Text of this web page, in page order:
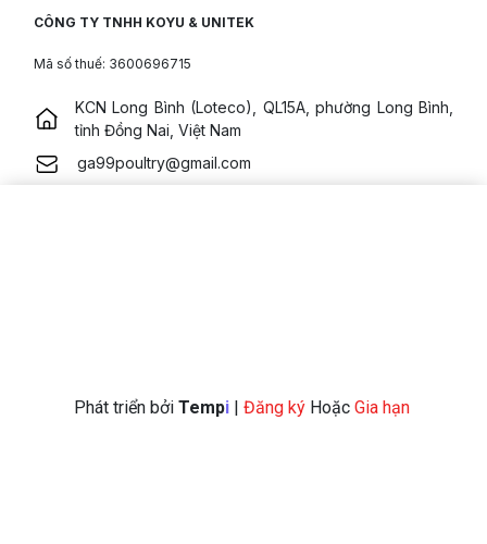
CÔNG TY TNHH KOYU & UNITEK
Mã số thuế: 3600696715
KCN Long Bình (Loteco), QL15A, phường Long Bình,
tỉnh Đồng Nai, Việt Nam
ga99poultry@gmail.com
Chính sách bảo mật thông tin
Phát triển bởi TempI | Đăng ký Hoặc Gia hạn